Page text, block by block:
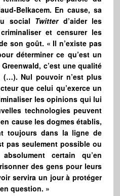
Belkacem. En cause, sa
social Twitter d’aider les
et censurer les
son goût. « Il n’existe pas
déterminer ce qu’est un
c’est une qualité
(…). Nul pouvoir n’est plus
que celui qu’exerce un
les opinions qui lui
technologies peuvent
cause les dogmes établis,
toujours dans la ligne de
pas seulement possible ou
certain qu’en
des gens pour leurs
servira un jour à protéger
question. »